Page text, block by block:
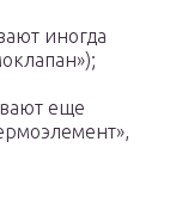
иногда
еще